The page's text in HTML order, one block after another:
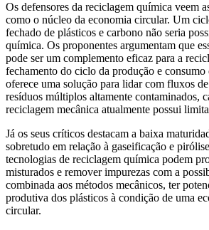
Os defensores da reciclagem química veem
como o núcleo da economia circular. Um
fechado de plásticos e carbono não seria
química. Os proponentes argumentam que
pode ser um complemento eficaz para a
fechamento do ciclo da produção e consumo
oferece uma solução para lidar com fluxos
resíduos múltiplos altamente contaminados,
reciclagem mecânica atualmente possui
Já os seus críticos destacam a baixa
sobretudo em relação à gaseificação e
tecnologias de reciclagem química podem
misturados e remover impurezas com a
combinada aos métodos mecânicos, ter
produtiva dos plásticos à condição de uma
circular.